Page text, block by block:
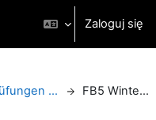
Zaloguj się
Online-Prüfungen FB5 Informationswissenschaften FB5 Wintersemester 2023/2024